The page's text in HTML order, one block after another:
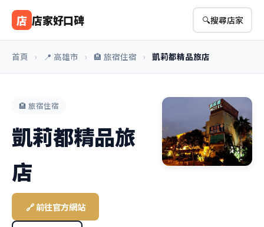
店 店家好口碑 🔍搜尋店家
首頁 › 📍 高雄市 › 🏨 旅宿住宿 › 凱莉都精品旅店
🏨 旅宿住宿
凱莉都精品旅
店
🔗 前往官方網站